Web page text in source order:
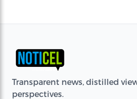
Transparent news, distilled
perspectives.